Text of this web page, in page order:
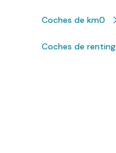
Coches de km0
Coches de renting